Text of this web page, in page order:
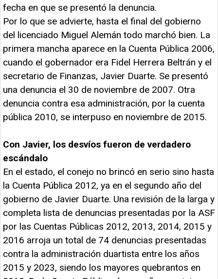
fecha en que se presentó la denuncia.
Por lo que se advierte, hasta el final del gobierno
del licenciado Miguel Alemán todo marchó bien. La
primera mancha aparece en la Cuenta Pública 2006,
cuando el gobernador era Fidel Herrera Beltrán y el
secretario de Finanzas, Javier Duarte. Se presentó
una denuncia el 30 de noviembre de 2007. Otra
denuncia contra esa administración, por la cuenta
pública 2010, se interpuso en noviembre de 2015.
Con Javier, los desvíos fueron de verdadero
escándalo
En el estado, el conejo no brincó en serio sino hasta
la Cuenta Pública 2012, ya en el segundo año del
gobierno de Javier Duarte. Una revisión de la larga y
completa lista de denuncias presentadas por la ASF
por las Cuentas Públicas 2012, 2013, 2014, 2015 y
2016 arroja un total de 74 denuncias presentadas
contra la administración duartista entre los años
2015 y 2023, siendo los mayores quebrantos en